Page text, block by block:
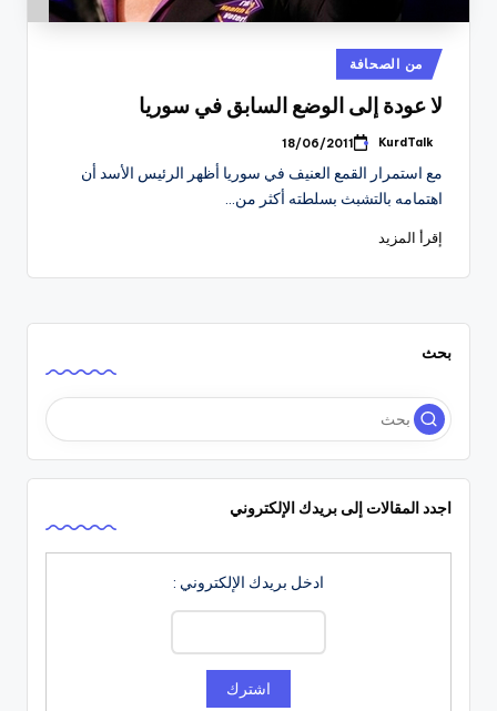
نُشر
في
من الصحافة
لا عودة إلى الوضع السابق في سوريا
تمّ
بواسطة
KurdTalk
18/06/2011
مع استمرار القمع العنيف في سوريا أظهر الرئيس الأسد أن
اهتمامه بالتشبث بسلطته أكثر من…
إقرأ المزيد
بحث
اجدد المقالات إلى بريدك الإلكتروني
ادخل بريدك الإلكتروني :